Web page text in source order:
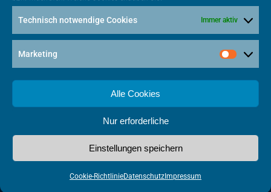
Technisch notwendige Cookies Immer aktiv
Marketing
Alle Cookies
Nur erforderliche
Einstellungen speichern
Cookie-RichtlinieDatenschutz Impressum
VATM-Büro Brüssel
Made with by Punktkom Werbeagentur